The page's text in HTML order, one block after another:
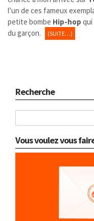
l’un de ces fameux
petite bombe Hip-hop qui
du garçon.
(SUITE…)
Recherche
Vous voulez vous